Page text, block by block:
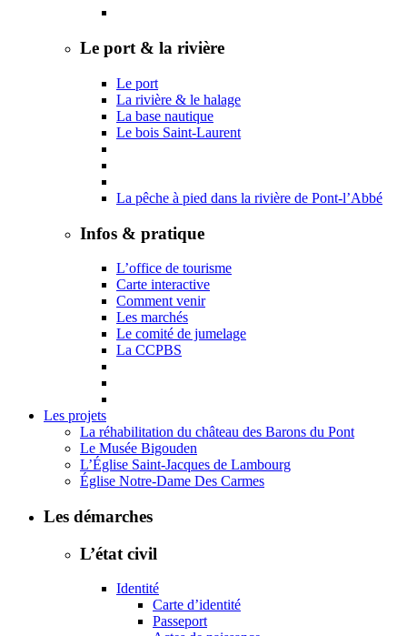
Le port & la rivière
Le port
La rivière & le halage
La base nautique
Le bois Saint-Laurent
La pêche à pied dans la rivière de Pont-l’Abbé
Infos & pratique
L’office de tourisme
Carte interactive
Comment venir
Les marchés
Le comité de jumelage
La CCPBS
Les projets
La réhabilitation du château des Barons du Pont
Le Musée Bigouden
L’Église Saint-Jacques de Lambourg
Église Notre-Dame Des Carmes
Les démarches
L’état civil
Identité
Carte d’identité
Passeport